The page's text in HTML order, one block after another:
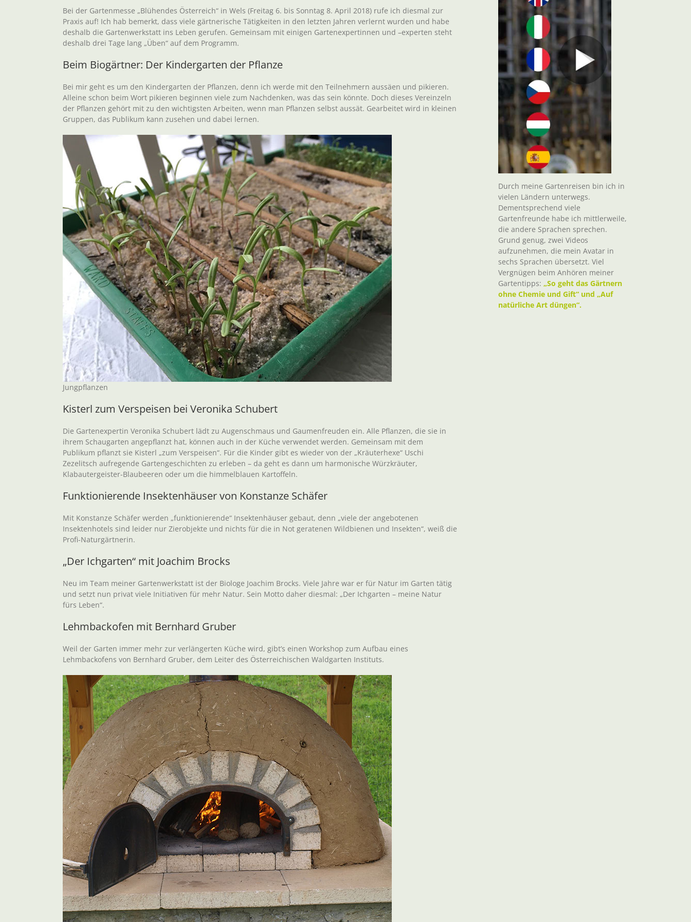
Bei der Gartenmesse „Blühendes Österreich“ in Wels (Freitag 6. bis Sonntag 8. April 2018) rufe ich diesmal zur
Praxis auf! Ich hab bemerkt, dass viele gärtnerische Tätigkeiten in den letzten Jahren verlernt wurden und habe
deshalb die Gartenwerkstatt ins Leben gerufen. Gemeinsam mit einigen Gartenexpertinnen und –experten steht
deshalb drei Tage lang „Üben“ auf dem Programm.
Beim Biogärtner: Der Kindergarten der Pflanze
Bei mir geht es um den Kindergarten der Pflanzen, denn ich werde mit den Teilnehmern aussäen und pikieren.
Alleine schon beim Wort pikieren beginnen viele zum Nachdenken, was das sein könnte. Doch dieses Vereinzeln
der Pflanzen gehört mit zu den wichtigsten Arbeiten, wenn man Pflanzen selbst aussät. Gearbeitet wird in kleinen
Gruppen, das Publikum kann zusehen und dabei lernen.
Jungpflanzen
Kisterl zum Verspeisen bei Veronika Schubert
Die Gartenexpertin Veronika Schubert lädt zu Augenschmaus und Gaumenfreuden ein. Alle Pflanzen, die sie in
ihrem Schaugarten angepflanzt hat, können auch in der Küche verwendet werden. Gemeinsam mit dem
Publikum pflanzt sie Kisterl „zum Verspeisen“. Für die Kinder gibt es wieder von der „Kräuterhexe“ Uschi
Zezelitsch aufregende Gartengeschichten zu erleben – da geht es dann um harmonische Würzkräuter,
Klabautergeister-Blaubeeren oder um die himmelblauen Kartoffeln.
Funktionierende Insektenhäuser von Konstanze Schäfer
Mit Konstanze Schäfer werden „funktionierende“ Insektenhäuser gebaut, denn „viele der angebotenen
Insektenhotels sind leider nur Zierobjekte und nichts für die in Not geratenen Wildbienen und Insekten“, weiß die
Profi-Naturgärtnerin.
„Der Ichgarten“ mit Joachim Brocks
Neu im Team meiner Gartenwerkstatt ist der Biologe Joachim Brocks. Viele Jahre war er für Natur im Garten tätig
und setzt nun privat viele Initiativen für mehr Natur. Sein Motto daher diesmal: „Der Ichgarten – meine Natur
fürs Leben“.
Lehmbackofen mit Bernhard Gruber
Weil der Garten immer mehr zur verlängerten Küche wird, gibt’s einen Workshop zum Aufbau eines
Lehmbackofens von Bernhard Gruber, dem Leiter des Österreichischen Waldgarten Instituts.
Durch meine Gartenreisen bin ich in
vielen Ländern unterwegs.
Dementsprechend viele
Gartenfreunde habe ich mittlerweile,
die andere Sprachen sprechen.
Grund genug, zwei Videos
aufzunehmen, die mein Avatar in
sechs Sprachen übersetzt. Viel
Vergnügen beim Anhören meiner
Gartentipps: „So geht das Gärtnern
ohne Chemie und Gift“ und „Auf
natürliche Art düngen“.